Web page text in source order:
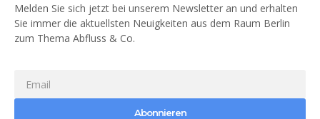
Melden Sie sich jetzt bei unserem Newsletter an und erhalten
Sie immer die aktuellsten Neuigkeiten aus dem Raum Berlin
zum Thema Abfluss & Co.
Abonnieren